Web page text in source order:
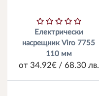
Електрически
насрещник Viro 7755
110 мм
от 34.92€ / 68.30 лв.